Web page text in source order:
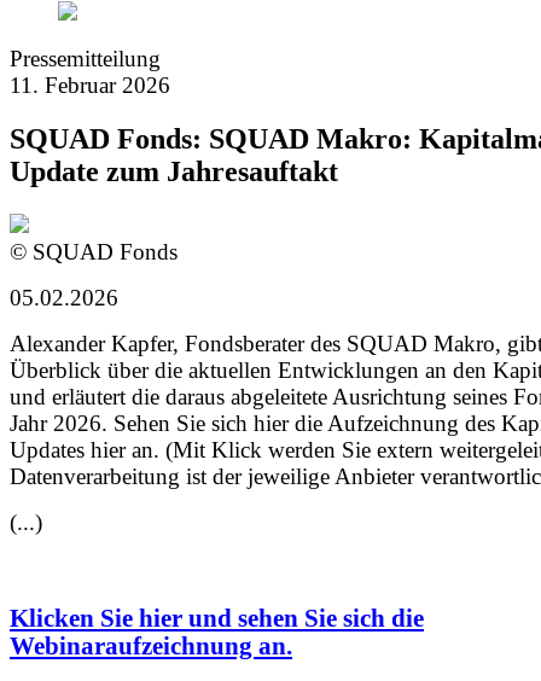
Pressemitteilung
11. Februar 2026
SQUAD Fonds: SQUAD Makro:
Update zum Jahresauftakt
© SQUAD Fonds
05.02.2026
Alexander Kapfer, Fondsberater des SQUAD Makro,
Überblick über die aktuellen Entwicklungen an den
und erläutert die daraus abgeleitete Ausrichtung seines
Jahr 2026. Sehen Sie sich hier die Aufzeichnung des
Updates hier an. (Mit Klick werden Sie extern
Datenverarbeitung ist der jeweilige Anbieter
(...)
Klicken Sie hier und sehen Sie sich die
Webinaraufzeichnung an.